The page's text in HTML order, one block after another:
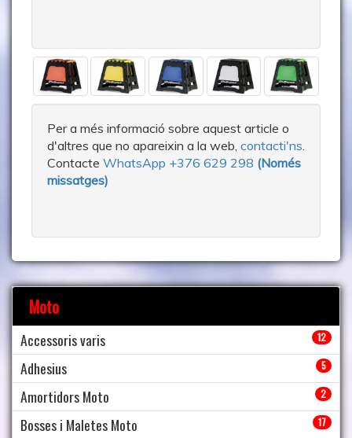
Per a més informació sobre aquest article o
d'altres que no apareixin a la web, contacti'ns
Contacte WhatsApp +376 629 298 (Només
missatges)
Moto
Accessoris varis 12
Adhesius 5
Amortidors Moto 2
Bosses i Maletes Moto 17